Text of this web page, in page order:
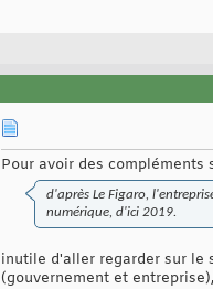
Pour avoir des compléments
d'après Le Figaro,
numérique, d'ici 2019.
inutile d'aller regarder sur le
(gouvernement et entreprise),